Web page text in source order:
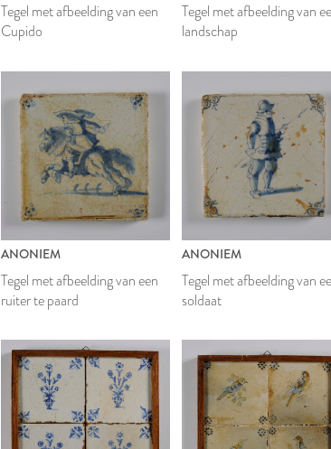
Tegel met afbeelding van een
Cupido
Tegel met afbeelding van
landschap
ANONIEM
Tegel met afbeelding van een
ruiter te paard
ANONIEM
Tegel met afbeelding van
soldaat